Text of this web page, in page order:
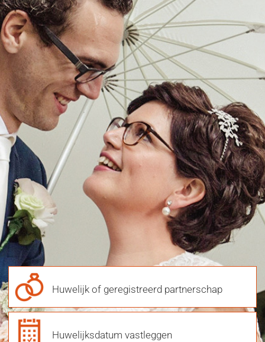
Huwelijk of geregistreerd partnerschap
Huwelijksdatum vastleggen